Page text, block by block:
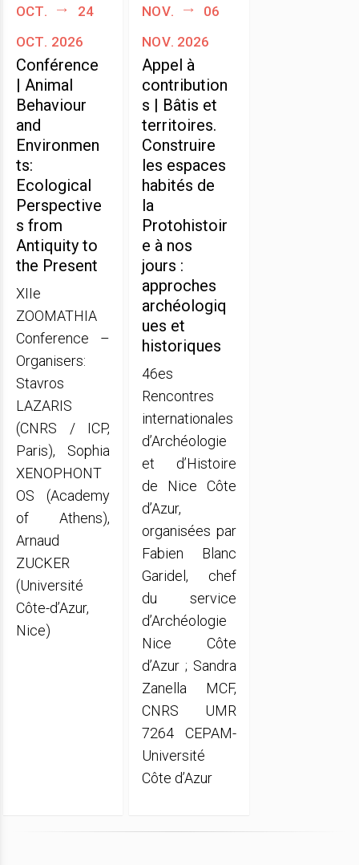
oct.
24
oct. 2026
Conférence
| Animal
Behaviour
and
Environmen
ts:
Ecological
Perspective
s from
Antiquity to
the Present
XIIe
ZOOMATHIA
Conference –
Organisers:
Stavros
LAZARIS
(CNRS / ICP,
Paris), Sophia
XENOPHONT
OS (Academy
of Athens),
Arnaud
ZUCKER
(Université
Côte-d’Azur,
Nice)
nov.
06
nov. 2026
Appel à
contribution
s | Bâtis et
territoires.
Construire
les espaces
habités de
la
Protohistoir
e à nos
jours :
approches
archéologiq
ues et
historiques
46es
Rencontres
internationales
d’Archéologie
et d’Histoire
de Nice Côte
d’Azur,
organisées par
Fabien Blanc
Garidel, chef
du service
d’Archéologie
Nice Côte
d’Azur ; Sandra
Zanella MCF,
CNRS UMR
7264 CEPAM-
Université
Côte d’Azur